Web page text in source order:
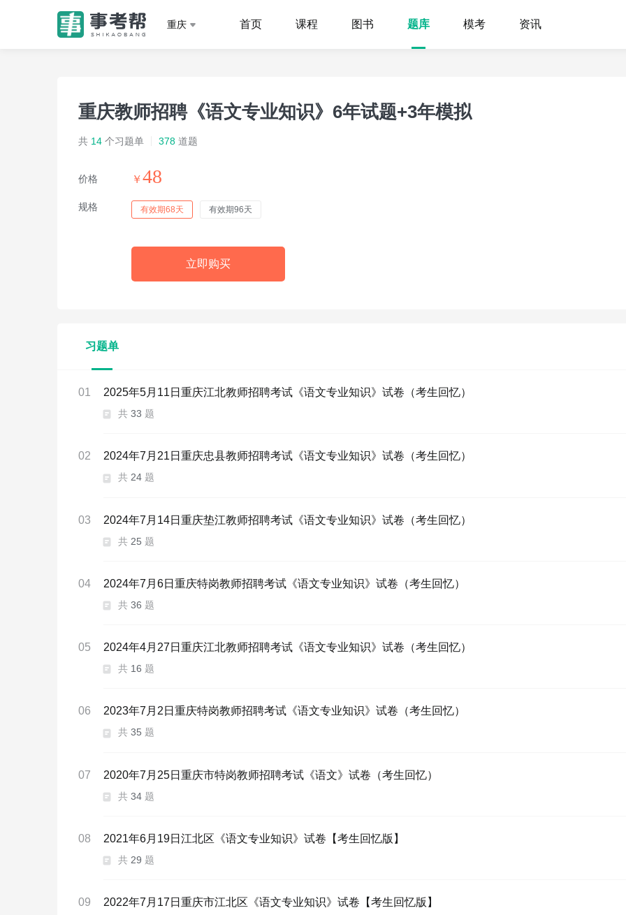
重庆 首页 课程 图书 题库 模考 资讯
重庆教师招聘《语文专业知识》6年试题+3年模拟
共 14 个习题单 378 道题
价格 ￥48
规格 有效期68天 有效期96天
立即购买
习题单
01 2025年5月11日重庆江北教师招聘考试《语文专业知识》试卷（考生回忆）
共 33 题
02 2024年7月21日重庆忠县教师招聘考试《语文专业知识》试卷（考生回忆）
共 24 题
03 2024年7月14日重庆垫江教师招聘考试《语文专业知识》试卷（考生回忆）
共 25 题
04 2024年7月6日重庆特岗教师招聘考试《语文专业知识》试卷（考生回忆）
共 36 题
05 2024年4月27日重庆江北教师招聘考试《语文专业知识》试卷（考生回忆）
共 16 题
06 2023年7月2日重庆特岗教师招聘考试《语文专业知识》试卷（考生回忆）
共 35 题
07 2020年7月25日重庆市特岗教师招聘考试《语文》试卷（考生回忆）
共 34 题
08 2021年6月19日江北区《语文专业知识》试卷【考生回忆版】
共 29 题
09 2022年7月17日重庆市江北区《语文专业知识》试卷【考生回忆版】